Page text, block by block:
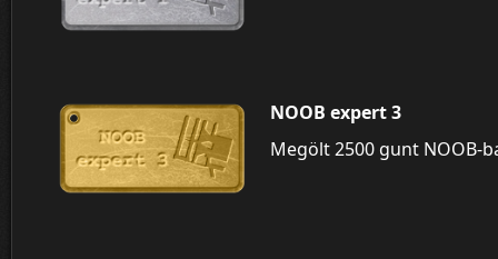
NOOB expert 3
Megölt 2500 gunt NOOB-